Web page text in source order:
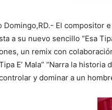
Domingo,RD.- El compositor
a su nuevo sencillo “Esa
un remix con
E’ Mala” “Narra la
y dominar a un